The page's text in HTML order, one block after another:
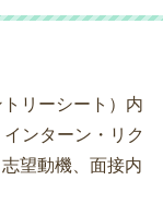
リーシート）内
ンターン・リク
望動機、面接内